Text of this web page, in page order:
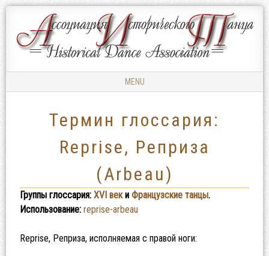
АССОЦИАЦИЯ
ИСТОРИЧЕСКОГО
Ассоциация
Исторического
Танца
MENU
Термин глоссария:
Reprise, Реприза
(Arbeau)
Группы глоссария: XVI веки Французские танцы.
Использование: reprise-arbeau
Reprise, Реприза, исполняемая с правой ноги: